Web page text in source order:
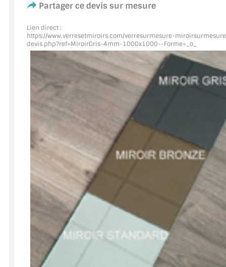
DOUBLE VITRAGE
ACCESSOIRES & QUINCAILLERIE
CATALOGUE DE PROFILS ET FIXATION DU VERRE
LES FIXATIONS POUR MIROIR
LES PROFILS PAROI DE VERRE
VITRINE EN VERRE
CONNECTEURS ET ASSEMBLAGE DE VERRES
PLATS ET CORNIÈRES
LES CHARNIÈRES DE PORTE EN VERRE
BOUTONS ET POIGNÉES
BARRES DE STABILISATION
Partager ce devis sur mesure
Lien direct :
https://www.verresetmiroirs.com/verresurmesure-
devis.php?ref=MiroirGris-4mm-1000x1000--Forme=_o_